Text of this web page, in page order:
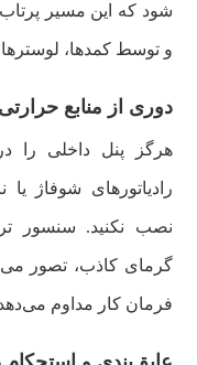
شود که این مسیر
و توسط کمدها،
دوری از منابع
هرگز پنل داخلی را
رادیاتورهای شوفاژ
نصب نکنید. سنسور
گرمای کاذب، تصور
فرمان کار مداوم